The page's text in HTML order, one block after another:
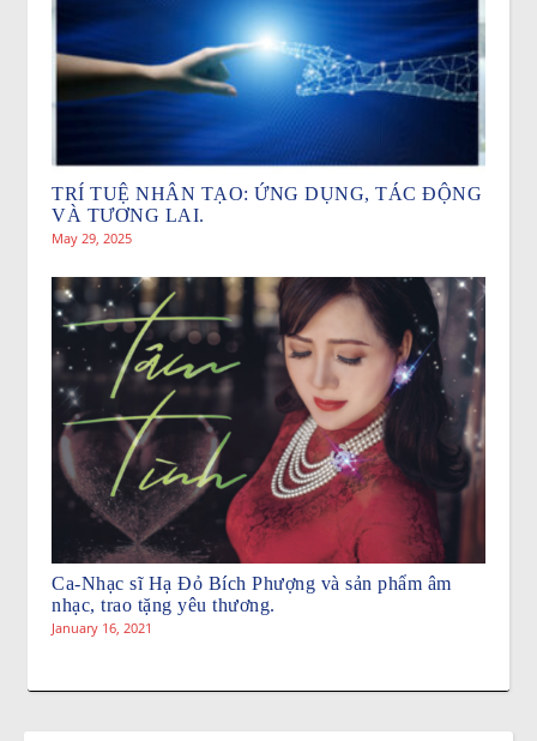
TRÍ TUỆ NHÂN TẠO: ỨNG DỤNG, TÁC ĐỘNG
VÀ TƯƠNG LAI.
May 29, 2025
Ca-Nhạc sĩ Hạ Đỏ Bích Phượng và sản phẩm âm
nhạc, trao tặng yêu thương.
January 16, 2021